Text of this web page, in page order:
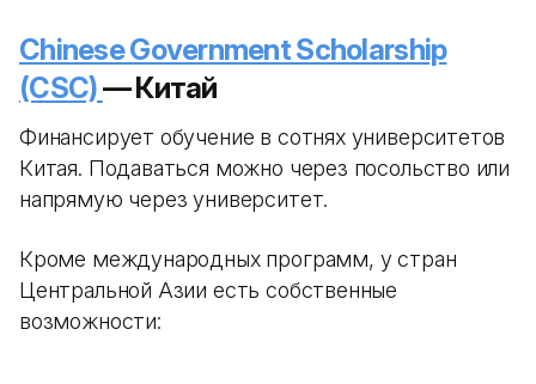
Chinese Government Scholarship
(CSC)— Китай
Финансирует обучение в сотнях университетов
Китая. Подаваться можно через посольство или
напрямую через университет.
Кроме международных программ, у стран
Центральной Азии есть собственные
возможности: